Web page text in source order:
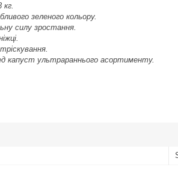
зеленого кольору.
силу зростання.
капуст ультрараннього асортименту.